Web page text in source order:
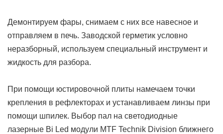
Демонтируем фары, снимаем с них все навесное и
отправляем в печь. Заводской герметик условно
неразборный, используем специальный инструмент и
жидкость для разбора.
При помощи юстировочной плиты намечаем точки
крепления в рефлекторах и устанавливаем линзы при
помощи шпилек. Выбор пал на светодиодные
лазерные Bi Led модули MTF Technik Division ближнего